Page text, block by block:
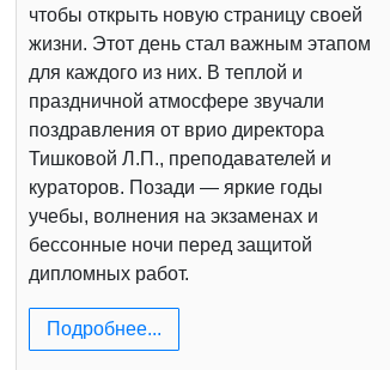
чтобы открыть новую страницу своей
жизни. Этот день стал важным этапом
для каждого из них. В теплой и
праздничной атмосфере звучали
поздравления от врио директора
Тишковой Л.П., преподавателей и
кураторов. Позади — яркие годы
учебы, волнения на экзаменах и
бессонные ночи перед защитой
дипломных работ.
Подробнее...